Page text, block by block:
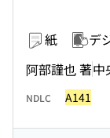
紙 デ
阿部謹也 著中
NDLC A141